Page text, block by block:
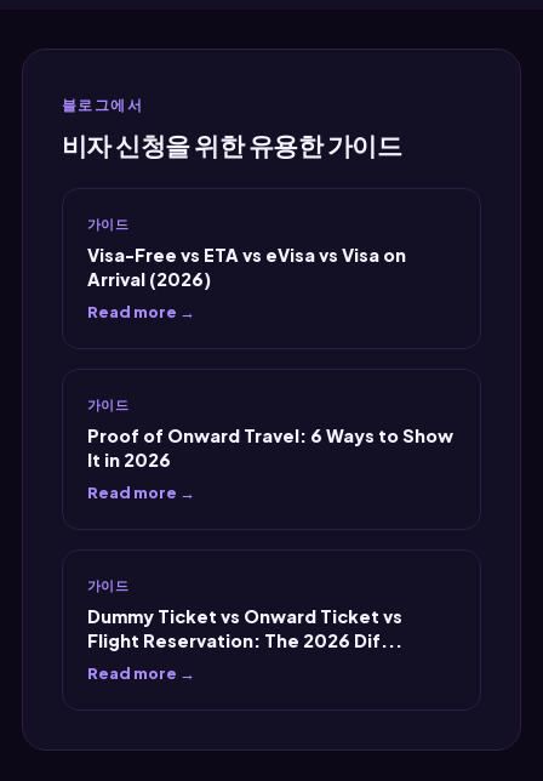
받습니다."
블로그에서
비자 신청을 위한 유용한 가이드
가이드
Visa-Free vs ETA vs eVisa vs Visa on
Arrival (2026)
Read more →
가이드
Proof of Onward Travel: 6 Ways to Show
It in 2026
Read more →
가이드
Dummy Ticket vs Onward Ticket vs
Flight Reservation: The 2026 Dif...
Read more →